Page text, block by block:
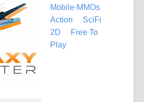
Mobile-MMOs
Action
SciFi
2D
Free To
Play